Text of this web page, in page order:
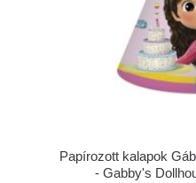
Papírozott kalapok
- Gabby's